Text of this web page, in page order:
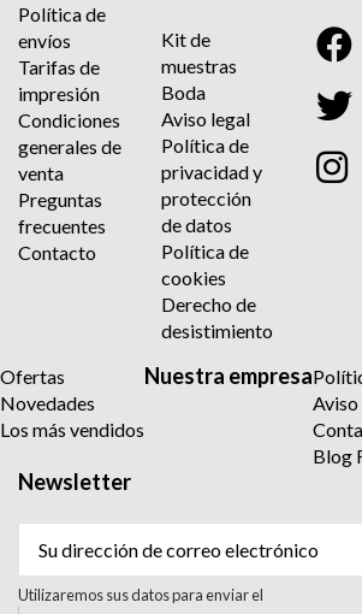
Política de
envíos
Tarifas de
impresión
Condiciones
generales de
venta
Preguntas
frecuentes
Contacto
Kit de
muestras
Boda
Aviso legal
Política de
privacidad y
protección
de datos
Política de
cookies
Derecho de
desistimiento
Ofertas
Novedades
Los más vendidos
Nuestra empresa
Blog
Newsletter
Utilizaremos sus datos para enviar el